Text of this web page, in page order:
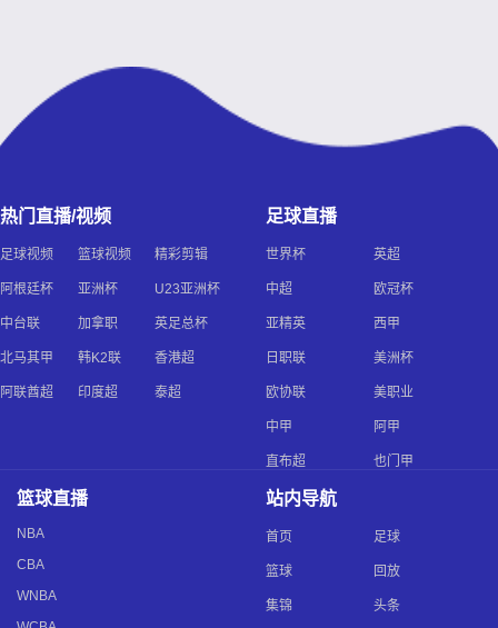
热门直播/视频
足球视频 篮球视频 精彩剪辑
阿根廷杯 亚洲杯 U23亚洲杯
中台联 加拿职 英足总杯
北马其甲 韩K2联 香港超
阿联酋超 印度超 泰超
足球直播
世界杯 英超
中超 欧冠杯
亚精英 西甲
日职联 美洲杯
欧协联 美职业
中甲 阿甲
直布超 也门甲
篮球直播
NBA
CBA
WNBA
站内导航
首页 足球
篮球 回放
集锦 头条